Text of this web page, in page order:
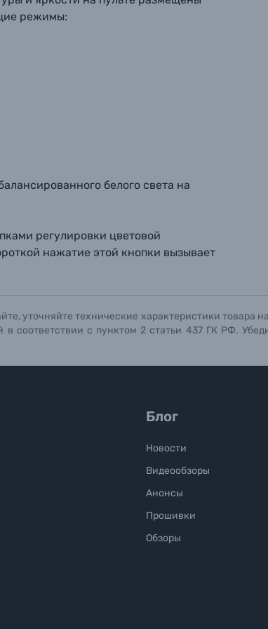
режимы:
белого света на
регулировки цветовой
нажатие этой кнопки вызывает
уточняйте технические характеристики
соответствии с пунктом 2 статьи 437 ГК РФ.
Блог
Новости
Видеообзоры
Анонсы
Прошивки
Обзоры